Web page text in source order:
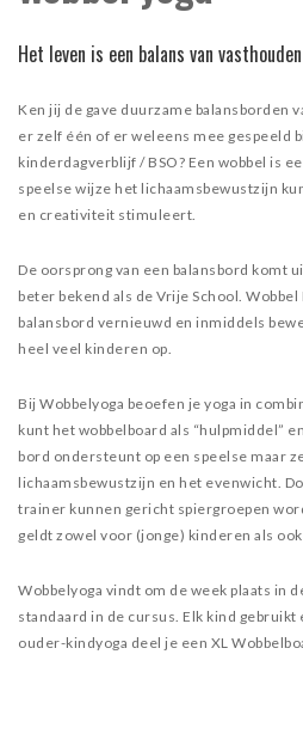
Het leven is een balans van
Ken jij de gave duurzame balansborden
er zelf één of er weleens mee gespeeld
kinderdagverblijf / BSO? Een wobbel is
speelse wijze het lichaamsbewustzijn
en creativiteit stimuleert.
De oorsprong van een balansbord komt
beter bekend als de Vrije School.
balansbord vernieuwd en inmiddels
heel veel kinderen op.
Bij Wobbelyoga beoefen je yoga in
kunt het wobbelboard als “hulpmiddel”
bord ondersteunt op een speelse maar
lichaamsbewustzijn en het evenwicht.
trainer kunnen gericht spiergroepen
geldt zowel voor (jonge) kinderen als
Wobbelyoga vindt om de week plaats in
standaard in de cursus. Elk kind
ouder-kindyoga deel je een XL